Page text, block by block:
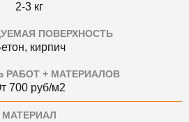
2-3 кг
ПОВЕРХНОСТЬ
кирпич
РАБОТ + МАТЕРИАЛОВ
700 руб/м2
МАТЕРИАЛ